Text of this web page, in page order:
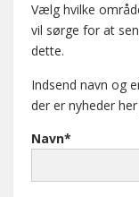
Vælg hvilke
vil sørge for at
dette.
Indsend navn og
der er nyheder
Navn*